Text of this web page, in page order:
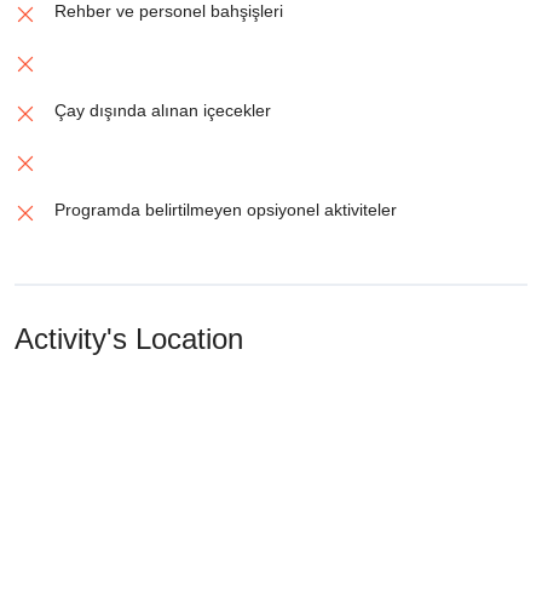
Rehber ve personel bahşişleri
Çay dışında alınan içecekler
Programda belirtilmeyen opsiyonel aktiviteler
Activity's Location